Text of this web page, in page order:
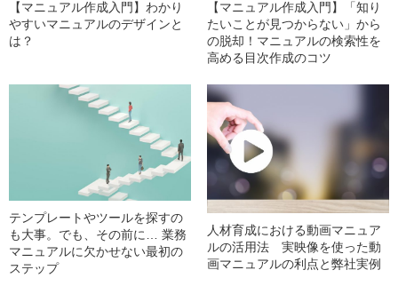
【マニュアル作成入門】わかり
やすいマニュアルのデザインと
は？
【マニュアル作成入門】「知り
たいことが見つからない」から
の脱却！マニュアルの検索性を
高める目次作成のコツ
テンプレートやツールを探すの
も大事。でも、その前に… 業務
マニュアルに欠かせない最初の
ステップ
人材育成における動画マニュア
ルの活用法 実映像を使った動
画マニュアルの利点と弊社実例